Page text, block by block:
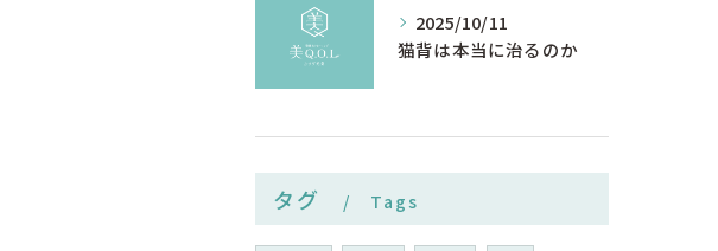
2025/10/11
猫背は本当に治るのか
タグ Tags